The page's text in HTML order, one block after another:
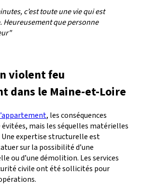
c’est toute une vie qui est
Heureusement que personne
violent feu
dans le Maine-et-Loire
, les conséquences
mais les séquelles matérielles
expertise structurelle est
sur la possibilité d’une
ou d’une démolition. Les services
civile ont été sollicités pour